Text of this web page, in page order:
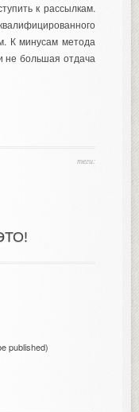
к рассылкам.
К минусам метода
не большая отдача
теги:
published)